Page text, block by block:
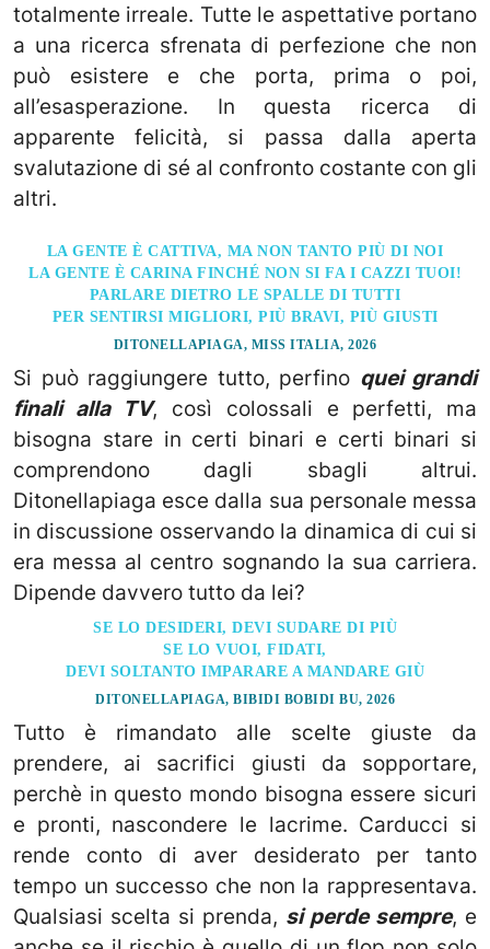
totalmente irreale. Tutte le aspettative portano
a una ricerca sfrenata di perfezione che non
può esistere e che porta, prima o poi,
all’esasperazione. In questa ricerca di
apparente felicità, si passa dalla aperta
svalutazione di sé al confronto costante con gli
altri.
LA GENTE È CATTIVA, MA NON TANTO PIÙ DI NOI
LA GENTE È CARINA FINCHÉ NON SI FA I CAZZI TUOI!
PARLARE DIETRO LE SPALLE DI TUTTI
PER SENTIRSI MIGLIORI, PIÙ BRAVI, PIÙ GIUSTI
DITONELLAPIAGA, MISS ITALIA, 2026
Si può raggiungere tutto, perfino quei grandi
finali alla TV, così colossali e perfetti, ma
bisogna stare in certi binari e certi binari si
comprendono dagli sbagli altrui.
Ditonellapiaga esce dalla sua personale messa
in discussione osservando la dinamica di cui si
era messa al centro sognando la sua carriera.
Dipende davvero tutto da lei?
SE LO DESIDERI, DEVI SUDARE DI PIÙ
SE LO VUOI, FIDATI,
DEVI SOLTANTO IMPARARE A MANDARE GIÙ
DITONELLAPIAGA, BIBIDI BOBIDI BU, 2026
Tutto è rimandato alle scelte giuste da
prendere, ai sacrifici giusti da sopportare,
perchè in questo mondo bisogna essere sicuri
e pronti, nascondere le lacrime. Carducci si
rende conto di aver desiderato per tanto
tempo un successo che non la rappresentava.
Qualsiasi scelta si prenda, si perde sempre, e